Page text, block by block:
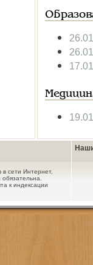
сети Интернет,
к индексации